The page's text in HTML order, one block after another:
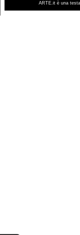
ARTE.it è una